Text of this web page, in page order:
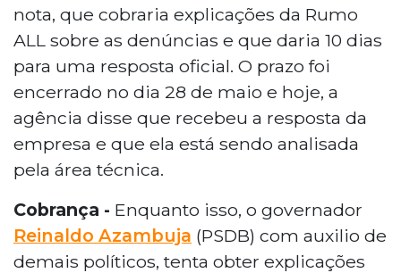
nota, que cobraria explicações da Rumo
ALL sobre as denúncias e que daria 10 dias
para uma resposta oficial. O prazo foi
encerrado no dia 28 de maio e hoje, a
agência disse que recebeu a resposta da
empresa e que ela está sendo analisada
pela área técnica.
Cobrança - Enquanto isso, o governador
Reinaldo Azambuja (PSDB) com auxilio de
demais políticos, tenta obter explicações